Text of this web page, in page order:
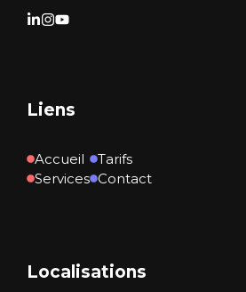
Liens
Accueil
Services
Tarifs
Contact
Localisations